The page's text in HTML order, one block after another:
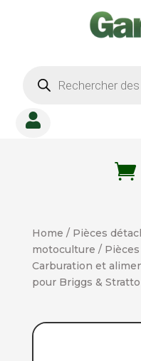
produits

Home / Pièces
motoculture /
Carburation et
pour Briggs &